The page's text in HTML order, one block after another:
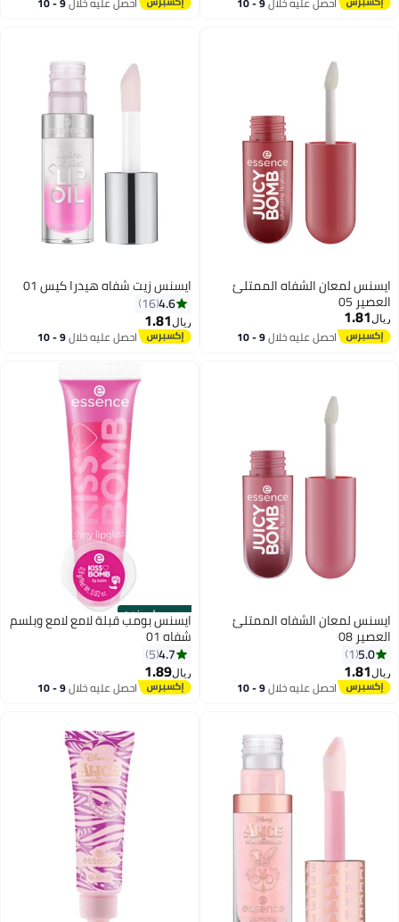
اغسطس اغسطس
ايسنس لمعان الشفاه الممتلئ
العصير 05
ريال1.81
احصل عليه خلال 9 - 10
ايسنس زيت شفاه هيدرا كيس 01
4.6
16
ريال1.81
احصل عليه خلال 9 - 10
ايسنس لمعان الشفاه الممتلئ
العصير 08
5.0
1
ريال1.81
احصل عليه خلال 9 - 10
حصري على نون
ايسنس بومب قبلة لامع لامع وبلسم
شفاه 01
4.7
5
ريال1.89
احصل عليه خلال 9 - 10